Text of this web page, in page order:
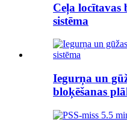
Ceļa locītavas
sistēma
Iegurņa un
bloķēšanas